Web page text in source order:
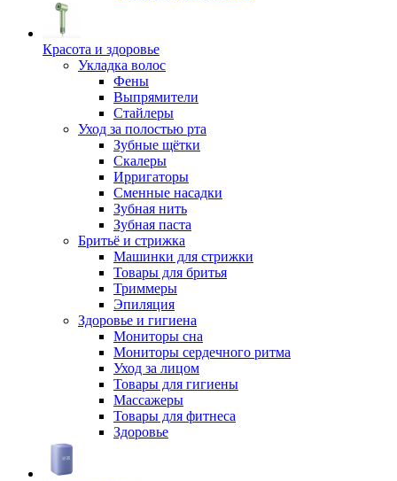
Красота и здоровье
Укладка волос
Фены
Выпрямители
Стайлеры
Уход за полостью рта
Зубные щётки
Скалеры
Ирригаторы
Сменные насадки
Зубная нить
Зубная паста
Бритьё и стрижка
Машинки для стрижки
Товары для бритья
Триммеры
Эпиляция
Здоровье и гигиена
Мониторы сна
Мониторы сердечного ритма
Уход за лицом
Товары для гигиены
Массажеры
Товары для фитнеса
Здоровье